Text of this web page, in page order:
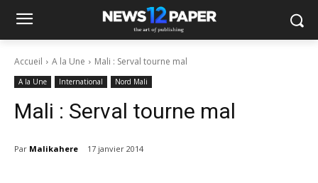
Accueil A la Une Mali : Serval tourne mal
A la Une International Nord Mali
Mali : Serval tourne mal
Par Malikahere 17 janvier 2014